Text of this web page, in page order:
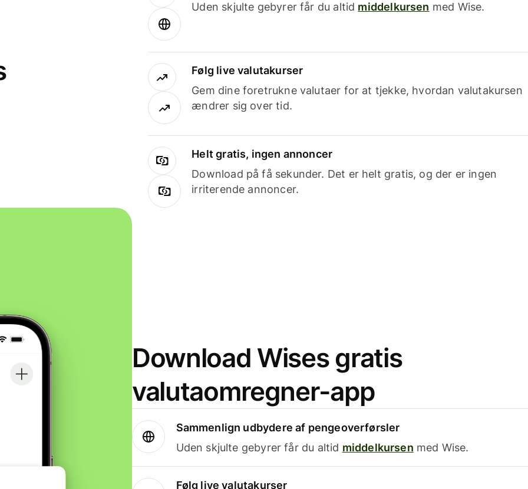
Uden skjulte gebyrer får du altid middelkursen med Wise.
Følg live valutakurser
Gem dine foretrukne valutaer for at tjekke, hvordan valutakursen
ændrer sig over tid.
Helt gratis, ingen annoncer
Download på få sekunder. Det er helt gratis, og der er ingen
irriterende annoncer.
Download Wises gratis
valutaomregner-app
Sammenlign udbydere af pengeoverførsler
Uden skjulte gebyrer får du altid middelkursen med Wise.
Følg live valutakurser